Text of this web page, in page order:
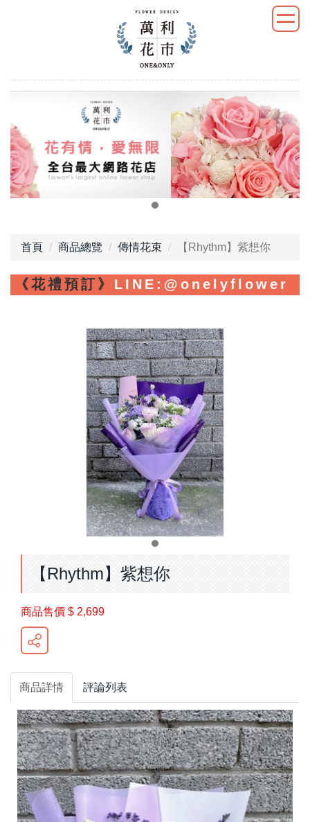
首頁 商品總覽 傳情花束 【Rhythm】紫想你
《花禮預訂》 LINE :@onelyflower
【Rhythm】紫想你
商品售價 $ 2,699
商品詳情 評論列表